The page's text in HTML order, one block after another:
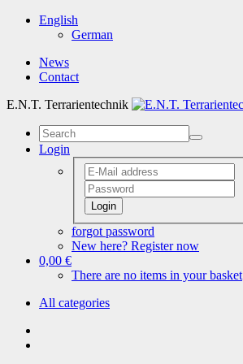
English
German
News
Contact
E.N.T. Terrarientechnik
Login
Login
forgot password
New here? Register now
0,00 €
There are no items in your basket
All categories